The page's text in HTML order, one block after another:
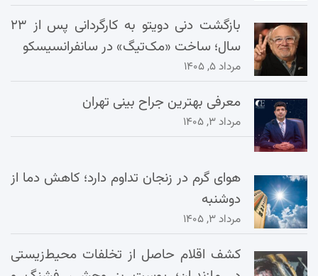
بازگشت دنی دویتو به کارگردانی پس از ۲۳
سال؛ ساخت «مک‌تیگ» در سانفرانسیسکو
مرداد ۵, ۱۴۰۵
معرفی بهترین جراح بینی تهران
مرداد ۳, ۱۴۰۵
هوای گرم در زنجان تداوم دارد؛ کاهش دما از
دوشنبه
مرداد ۳, ۱۴۰۵
کشف اقلام حاصل از تخلفات محیط‌زیستی